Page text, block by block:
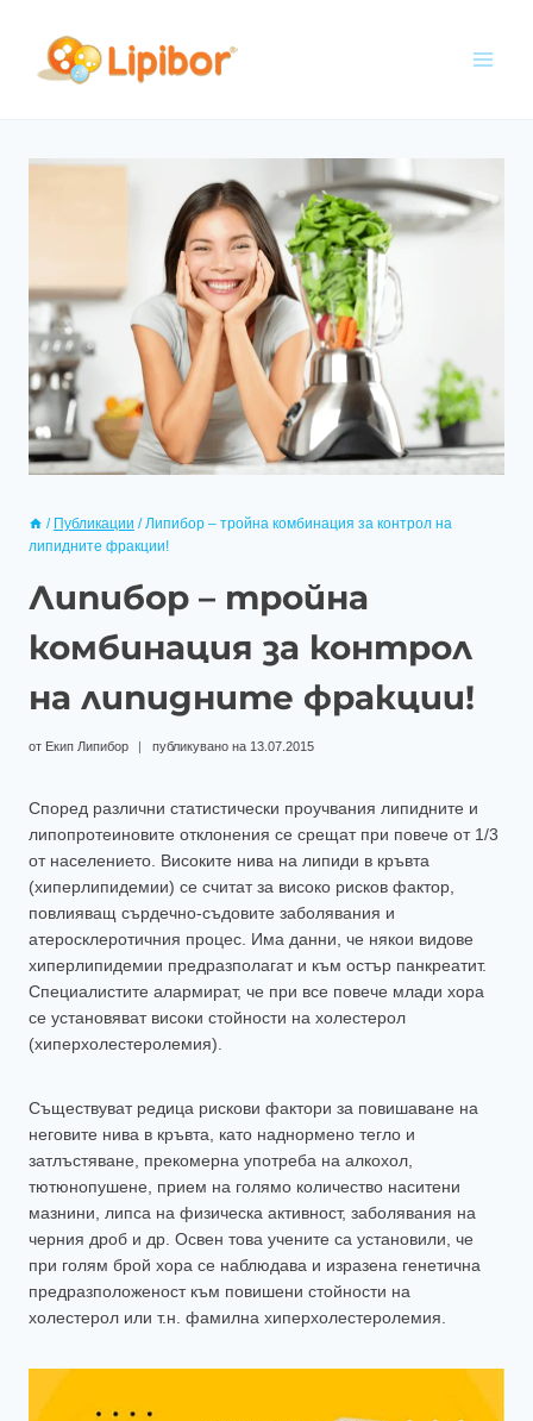
/ Публикации / Липибор – тройна комбинация за контрол на
липидните фракции!
Липибор – тройна
комбинация за контрол
на липидните фракции!
от Екип Липибор публикувано на 13.07.2015
Според различни статистически проучвания липидните и
липопротеиновите отклонения се срещат при повече от 1/3
от населението. Високите нива на липиди в кръвта
(хиперлипидемии) се считат за високо рисков фактор,
повлияващ сърдечно-съдовите заболявания и
атеросклеротичния процес. Има данни, че някои видове
хиперлипидемии предразполагат и към остър панкреатит.
Специалистите алармират, че при все повече млади хора
се установяват високи стойности на холестерол
(хиперхолестеролемия).
Съществуват редица рискови фактори за повишаване на
неговите нива в кръвта, като наднормено тегло и
затлъстяване, прекомерна употреба на алкохол,
тютюнопушене, прием на голямо количество наситени
мазнини, липса на физическа активност, заболявания на
черния дроб и др. Освен това учените са установили, че
при голям брой хора се наблюдава и изразена генетична
предразположеност към повишени стойности на
холестерол или т.н. фамилна хиперхолестеролемия.